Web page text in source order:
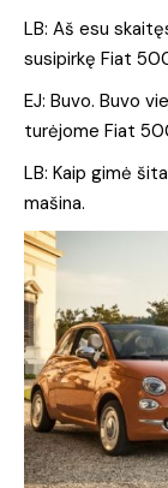
LB: Aš esu
susipirkę Fiat
EJ: Buvo. Buvo
turėjome Fiat
LB: Kaip gimė
mašina.